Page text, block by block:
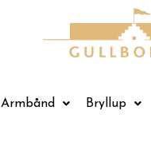
Armbånd Bryllup